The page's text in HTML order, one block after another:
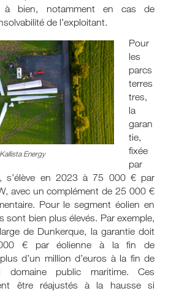
à bien, notamment en cas de
de l’exploitant.
Energy
Pour
les
parcs
terres
tres,
la
garan
tie,
fixée
par
s’élève en 2023 à 75 000 € par
avec un complément de 25 000 €
Pour le segment éolien en
sont bien plus élevés. Par exemple,
de Dunkerque, la garantie doit
€ par éolienne à la fin de
d’un million d’euros à la fin de
domaine public maritime. Ces
être réajustés à la hausse si